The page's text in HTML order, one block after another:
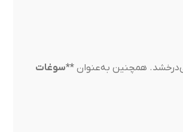
همچنین به‌عنوان **سوغات